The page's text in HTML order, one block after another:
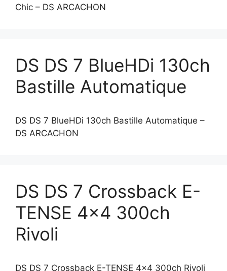
Chic – DS ARCACHON
DS DS 7 BlueHDi 130ch
Bastille Automatique
DS DS 7 BlueHDi 130ch Bastille Automatique –
DS ARCACHON
DS DS 7 Crossback E-
TENSE 4×4 300ch
Rivoli
DS DS 7 Crossback E-TENSE 4×4 300ch Rivoli